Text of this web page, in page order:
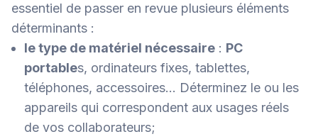
essentiel de passer en revue plusieurs éléments
déterminants :
le type de matériel nécessaire : PC
portables, ordinateurs fixes, tablettes,
téléphones, accessoires… Déterminez le ou les
appareils qui correspondent aux usages réels
de vos collaborateurs;